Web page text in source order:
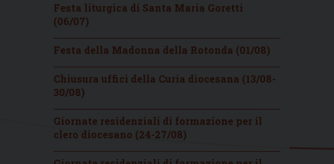
Festa liturgica di Santa Maria Goretti
(06/07)
Festa della Madonna della Rotonda (01/08)
Chiusura uffici della Curia diocesana (13/08-
30/08)
Giornate residenziali di formazione per il
clero diocesano (24-27/08)